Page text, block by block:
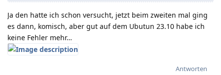
Ja den hatte ich schon versucht, jetzt beim zweiten mal ging
es dann, komisch, aber gut auf dem Ubutun 23.10 habe ich
keine Fehler mehr…
Antworten